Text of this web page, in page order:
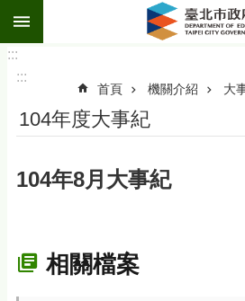
跳到主要內容區塊
:::
:::
首頁 機關介紹 大
104年度大事紀
104年8月大事紀
相關檔案